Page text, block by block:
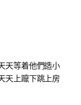
天等着他們造小
天上躥下跳上房